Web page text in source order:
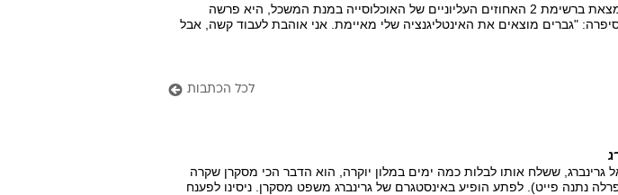
קנדיס קלוס שוברת סטיגמות ומספרת שעל אף שהיא נמצאת ברשימת 2 האחוזים העליוניים של האוכלוסייה במנת המשכל, היא פרשה
"גברים מוצאים את האינטליגנציה שלי מאיימת. אני אוהבת לעבוד קשה, אבל
לכל הכתבות
גרינברג, ששלח אותו לבלות כמה ימים במלון יוקרה, הוא הדבר הכי מסקרן שקרה
נתנה פייט). לפתע הופיע באינסטגרם של גרינברג משפט מסקרן. ניסינו לפענח